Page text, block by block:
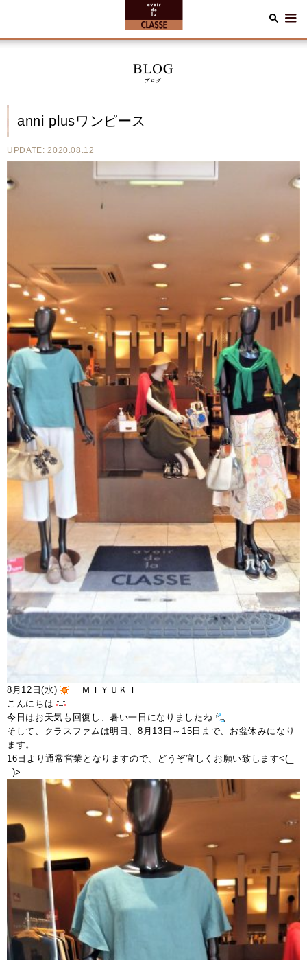
anni plusワンピース
UPDATE: 2020.08.12
8月12日(水)
ＭＩＹＵＫＩ
こんにちは
今日はお天気も回復し、暑い一日になりましたね
そして、クラスファムは明日、8月13日～15日まで、お盆休みになり
ます。
16日より通常営業となりますので、どうぞ宜しくお願い致します<(_
_)>